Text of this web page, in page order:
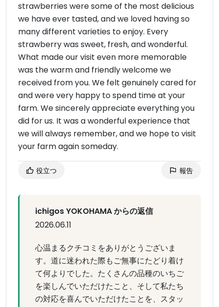
strawberries were some of the most delicious
we have ever tasted, and we loved having so
many different varieties to enjoy. Every
strawberry was sweet, fresh, and wonderful.
What made our visit even more memorable
was the warm and friendly welcome we
received from you. We felt genuinely cared for
and were very happy to spend time at your
farm. We sincerely appreciate everything you
did for us. It was a wonderful experience that
we will always remember, and we hope to visit
your farm again someday.
役立つ 報告
ichigos YOKOHAMA からの返信
2026.06.11
心温まるクチコミをありがとうございま
す。道に迷われた際もご無事にたどり着け
て何よりでした。たくさんの品種のいちご
を楽しんでいただけたこと、そして私たち
の対応を喜んでいただけたことを、スタッ